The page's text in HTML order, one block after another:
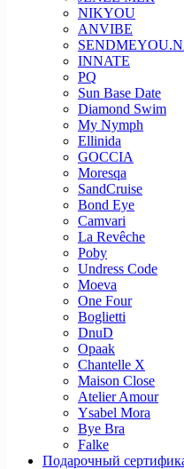
NIKYOU
ANVIBE
INNATE
PQ
Sun Base Date
Diamond Swim
My Nymph
Ellinida
GOCCIA
Moresqa
SandCruise
Bond Eye
Camvari
La Revêche
Poby
Undress Code
Moeva
One Four
Boglietti
DnuD
Opaak
Chantelle X
Maison Close
Atelier Amour
Ysabel Mora
Bye Bra
Falke
Подарочный